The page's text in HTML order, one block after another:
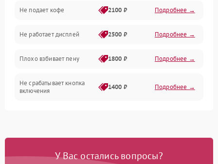
Проблемы с капучинатором и паром
Управление и электроника
Программное обеспечение
Не подает кофе 2100 ₽ Подробнее →
Не работает дисплей 2500 ₽ Подробнее →
Плохо взбивает пену 1800 ₽ Подробнее →
Не срабатывает кнопка
включения
1400 ₽ Подробнее →
Постоянные сбои в работе 1500 ₽ Подробнее →
У Вас остались вопросы?